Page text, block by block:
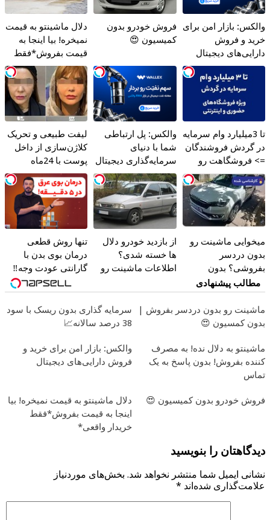
والکس: بازار امن برای
خرید و فروش
دارایی‌های دیجیتال
فروش خودرو بدون
کمیسیون 😍
دلال ماشینتو به قیمت
نمیخره! بیا اینجا به
قیمت بفروش*فقط
خریدار واقعی*
تا 3میلیارد وام سرمایه
در گردش فروشندگان
=> فروشگاهت رو
ثبت کن
والکس: پل ارتباطی
شما با دنیای
سرمایه‌گذاری دیجیتال
لیفت طبیعی و تحریک
کلاژن‌سازی از داخل
پوست با 24ماه
ماندگاری ✅ جوان شو
میخوایی ماشینت رو
بدون دردسر
بفروشی؟ بدون
کمیسیون
از بازدید خودرو دلال
ها خسته شدی؟
اطلاعات ماشینت رو
تنها روش قطعی
درمان بوی بدن با
گارانتی عودت وجه‼️
همین الان ببین
مطالب پیشنهادی
ماشینت رو بدون دردسر بفروش |
بدون کمسیون 😍
سرمایه گذاری بدون ریسک با سود
38 درصد سالانه📈
ماشینتو به دلال نده! به مصرف
کننده بفروش! بدون پاسخ به یک
تماس
والکس: بازار امن برای خرید و
فروش دارایی‌های دیجیتال
فروش خودرو بدون کمیسیون 😍
دلال ماشینتو به قیمت نمیخره! بیا
اینجا به قیمت بفروش*فقط
خریدار واقعی*
دیدگاهتان را بنویسید
نشانی ایمیل شما منتشر نخواهد شد. بخش‌های موردنیاز
علامت‌گذاری شده‌اند *